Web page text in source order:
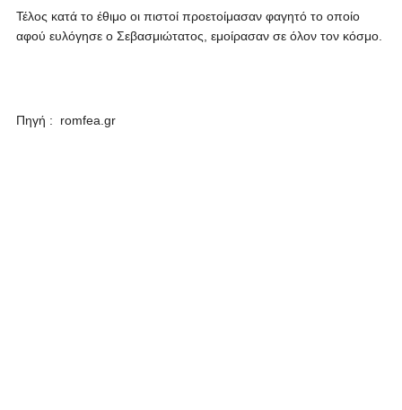
Τέλος κατά το έθιμο οι πιστοί προετοίμασαν φαγητό το οποίο
αφού ευλόγησε ο Σεβασμιώτατος, εμοίρασαν σε όλον τον κόσμο.
Πηγή : romfea.gr